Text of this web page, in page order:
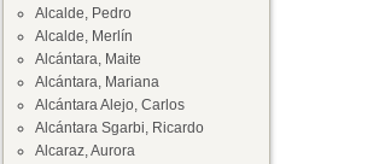
Alcalde, Pedro
Alcalde, Merlín
Alcántara, Maite
Alcántara, Mariana
Alcántara Alejo, Carlos
Alcántara Sgarbi, Ricardo
Alcaraz, Aurora